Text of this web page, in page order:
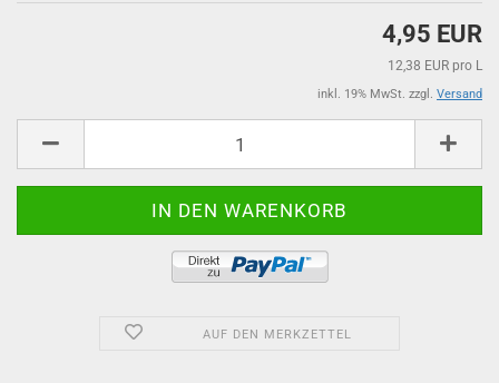
4,95 EUR
12,38 EUR pro L
inkl. 19% MwSt. zzgl. Versand
AUF DEN MERKZETTEL